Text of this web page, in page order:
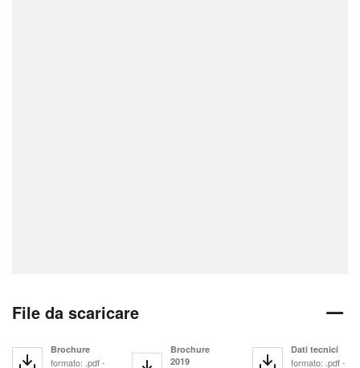
File da scaricare
Brochure
formato: .pdf -
Brochure
2019
Dati tecnici
formato: .pdf -